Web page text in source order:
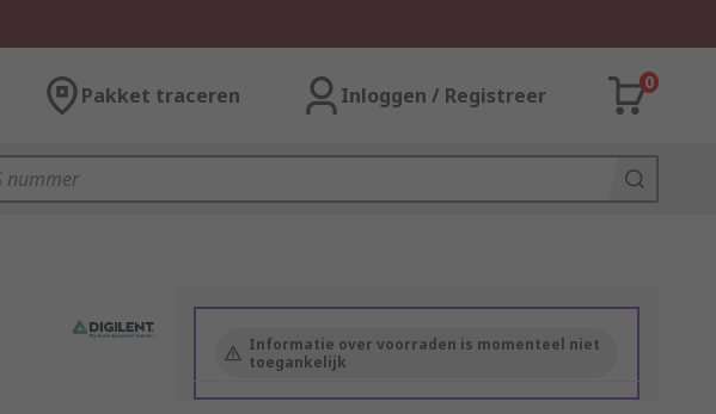
Pakket traceren Inloggen / Registreer
0
Informatie over voorraden is momenteel niet
toegankelijk